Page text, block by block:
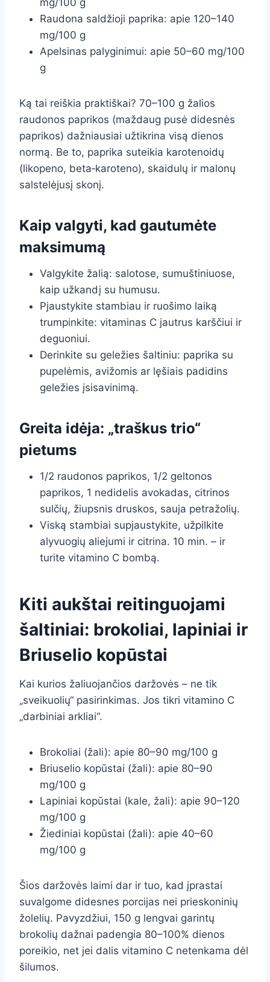
mg/100 g
Raudona saldžioji paprika: apie 120–140
mg/100 g
Apelsinas palyginimui: apie 50–60 mg/100
g
Ką tai reiškia praktiškai? 70–100 g žalios
raudonos paprikos (maždaug pusė didesnės
paprikos) dažniausiai užtikrina visą dienos
normą. Be to, paprika suteikia karotenoidų
(likopeno, beta‑karoteno), skaidulų ir malonų
salstelėjusį skonį.
Kaip valgyti, kad gautumėte
maksimumą
Valgykite žalią: salotose, sumuštiniuose,
kaip užkandį su humusu.
Pjaustykite stambiau ir ruošimo laiką
trumpinkite: vitaminas C jautrus karščiui ir
deguoniui.
Derinkite su geležies šaltiniu: paprika su
pupelėmis, avižomis ar lęšiais padidins
geležies įsisavinimą.
Greita idėja: „traškus trio“
pietums
1/2 raudonos paprikos, 1/2 geltonos
paprikos, 1 nedidelis avokadas, citrinos
sulčių, žiupsnis druskos, sauja petražolių.
Viską stambiai supjaustykite, užpilkite
alyvuogių aliejumi ir citrina. 10 min. – ir
turite vitamino C bombą.
Kiti aukštai reitinguojami
šaltiniai: brokoliai, lapiniai ir
Briuselio kopūstai
Kai kurios žaliuojančios daržovės – ne tik
„sveikuolių“ pasirinkimas. Jos tikri vitamino C
„darbiniai arkliai“.
Brokoliai (žali): apie 80–90 mg/100 g
Briuselio kopūstai (žali): apie 80–90
mg/100 g
Lapiniai kopūstai (kale, žali): apie 90–120
mg/100 g
Žiediniai kopūstai (žali): apie 40–60
mg/100 g
Šios daržovės laimi dar ir tuo, kad įprastai
suvalgome didesnes porcijas nei prieskoninių
žolelių. Pavyzdžiui, 150 g lengvai garintų
brokolių dažnai padengia 80–100% dienos
poreikio, net jei dalis vitamino C netenkama dėl
šilumos.